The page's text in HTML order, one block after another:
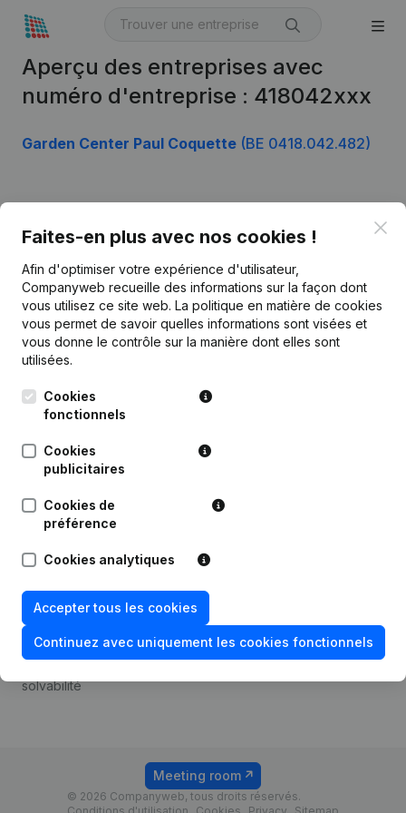
Aperçu des entreprises avec
numéro d'entreprise : 418042xxx
Garden Center Paul Coquette (BE 0418.042.482)
Faites-en plus avec nos cookies !
Afin d'optimiser votre expérience d'utilisateur,
Companyweb recueille des informations sur la façon dont
vous utilisez ce site web. La politique en matière de cookies
vous permet de savoir quelles informations sont visées et
vous donne le contrôle sur la manière dont elles sont
utilisées.
Cookies
fonctionnels
Cookies
publicitaires
Cookies de
préférence
Cookies analytiques
Accepter tous les cookies
Continuez avec uniquement les cookies fonctionnels
Français
Kantorenpark Everest
Leuvensesteenweg
1800 Vilvoorde
Informations d’entreprise
Monitoring
Recherche internationale
Prospection
Compliance et prévention
de la fraude
Consulter des comptes
Recherche de numéro de
TVA
solvabilité
Tarifs
© 2026 Companyweb, tous droits réservés.
Meeting room